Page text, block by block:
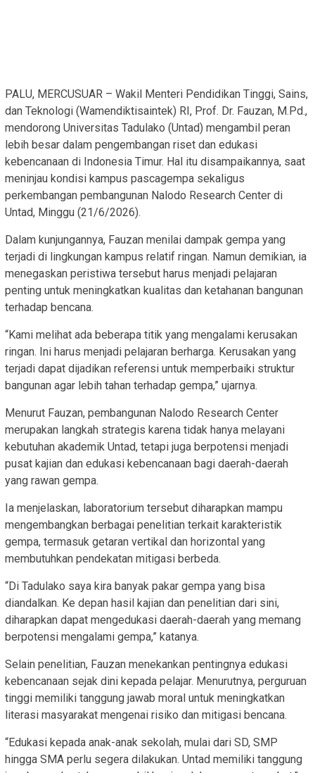
PALU, MERCUSUAR – Wakil Menteri Pendidikan Tinggi, Sains,
dan Teknologi (Wamendiktisaintek) RI, Prof. Dr. Fauzan, M.Pd.,
mendorong Universitas Tadulako (Untad) mengambil peran
lebih besar dalam pengembangan riset dan edukasi
kebencanaan di Indonesia Timur. Hal itu disampaikannya, saat
meninjau kondisi kampus pascagempa sekaligus
perkembangan pembangunan Nalodo Research Center di
Untad, Minggu (21/6/2026).
Dalam kunjungannya, Fauzan menilai dampak gempa yang
terjadi di lingkungan kampus relatif ringan. Namun demikian, ia
menegaskan peristiwa tersebut harus menjadi pelajaran
penting untuk meningkatkan kualitas dan ketahanan bangunan
terhadap bencana.
“Kami melihat ada beberapa titik yang mengalami kerusakan
ringan. Ini harus menjadi pelajaran berharga. Kerusakan yang
terjadi dapat dijadikan referensi untuk memperbaiki struktur
bangunan agar lebih tahan terhadap gempa,” ujarnya.
Menurut Fauzan, pembangunan Nalodo Research Center
merupakan langkah strategis karena tidak hanya melayani
kebutuhan akademik Untad, tetapi juga berpotensi menjadi
pusat kajian dan edukasi kebencanaan bagi daerah-daerah
yang rawan gempa.
Ia menjelaskan, laboratorium tersebut diharapkan mampu
mengembangkan berbagai penelitian terkait karakteristik
gempa, termasuk getaran vertikal dan horizontal yang
membutuhkan pendekatan mitigasi berbeda.
“Di Tadulako saya kira banyak pakar gempa yang bisa
diandalkan. Ke depan hasil kajian dan penelitian dari sini,
diharapkan dapat mengedukasi daerah-daerah yang memang
berpotensi mengalami gempa,” katanya.
Selain penelitian, Fauzan menekankan pentingnya edukasi
kebencanaan sejak dini kepada pelajar. Menurutnya, perguruan
tinggi memiliki tanggung jawab moral untuk meningkatkan
literasi masyarakat mengenai risiko dan mitigasi bencana.
“Edukasi kepada anak-anak sekolah, mulai dari SD, SMP
hingga SMA perlu segera dilakukan. Untad memiliki tanggung